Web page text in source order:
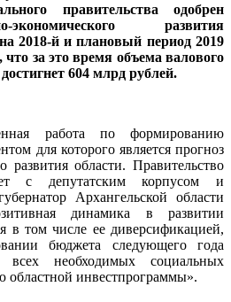
правительства одобрен
экономического развития
2018-й и плановый период 2019
за это время объема валового
604 млрд рублей.
работа по формированию
для которого является прогноз
развития области. Правительство
с депутатским корпусом и
Архангельской области
динамика в развитии
в том числе ее диверсификацией,
бюджета следующего года
всех необходимых социальных
областной инвестпрограммы».